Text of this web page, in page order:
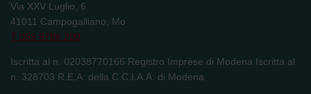
Via XXV Luglio, 6
41011 Campogalliano, Mo
T 059 9786 200
Iscritta al n. 02038770166 Registro Imprese di Modena Iscritta al
n. 328703 R.E.A. della C.C.I.A.A. di Modena